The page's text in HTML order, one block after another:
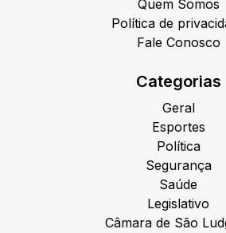
Quem Somos
Política de
Fale Conosco
Categorias
Geral
Esportes
Política
Segurança
Saúde
Legislativo
Câmara de São